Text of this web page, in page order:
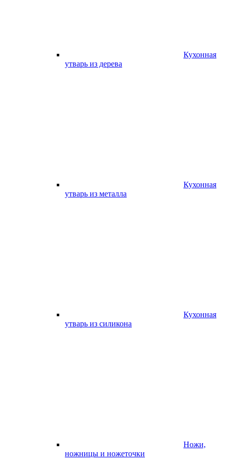
Кухонная
утварь из дерева
Кухонная
утварь из металла
Кухонная
утварь из силикона
Ножи,
ножницы и ножеточки